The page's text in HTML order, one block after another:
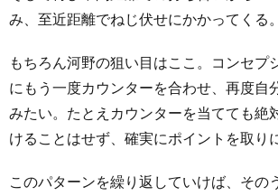
み、至近距離でねじ伏せにかかってくる。
もちろん河野の狙い目はここ。コンセプ
にもう一度カウンターを合わせ、再度自
みたい。たとえカウンターを当てても絶
けることはせず、確実にポイントを取り
このパターンを繰り返していけば、その